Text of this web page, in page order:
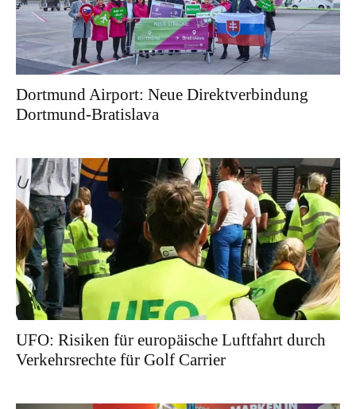
Dortmund Airport: Neue Direktverbindung
Dortmund-Bratislava
UFO: Risiken für europäische Luftfahrt durch
Verkehrsrechte für Golf Carrier